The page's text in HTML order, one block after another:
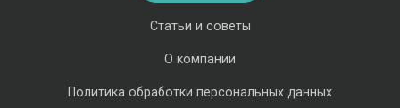
Статьи и советы
О компании
Политика обработки персональных данных